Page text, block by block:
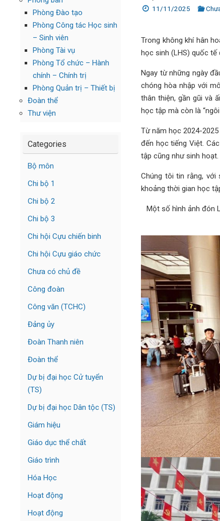
11/11/2025
Trong không khí hân
học sinh (LHS) quốc tế
Ngay từ những ngày
chóng hòa nhập với
thân thiện, gần gũi và
học tập mà còn là
Từ năm học 2024-
đến học tiếng Việt.
tập cũng như sinh hoạt.
Chúng tôi tin rằng,
khoảng thời gian học
Một số hình ảnh đón
Phòng Đào tạo
Phòng Công tác Học sinh
– Sinh viên
Phòng Tài vụ
Phòng Tổ chức – Hành
chính – Chính trị
Phòng Quản trị – Thiết bị
Đoàn thể
Thư viện
Categories
Bộ môn
Chi bộ 1
Chi bộ 2
Chi bộ 3
Chi hội Cựu chiến binh
Chi hội Cựu giáo chức
Chưa có chủ đề
Công đoàn
Công văn (TCHC)
Đảng ủy
Đoàn Thanh niên
Đoàn thể
Dự bị đại học Cử tuyển
(TS)
Dự bị đại học Dân tộc (TS)
Giám hiệu
Giáo dục thể chất
Giáo trình
Hóa Học
Hoạt động
Hoạt động